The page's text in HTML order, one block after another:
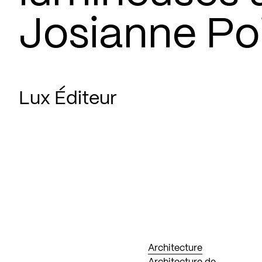
Josianne
Lux Éditeur
Architecture